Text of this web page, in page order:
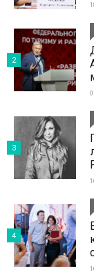
2
3
4